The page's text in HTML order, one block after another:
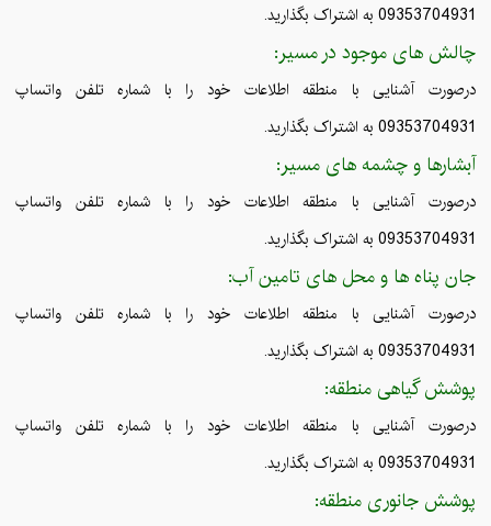
09353704931 به اشتراک بگذارید.
چالش های موجود در مسیر:
درصورت آشنایی با منطقه اطلاعات خود را با شماره تلفن واتساپ
09353704931 به اشتراک بگذارید.
آبشارها و چشمه های مسیر:
درصورت آشنایی با منطقه اطلاعات خود را با شماره تلفن واتساپ
09353704931 به اشتراک بگذارید.
جان پناه ها و محل های تامین آب:
درصورت آشنایی با منطقه اطلاعات خود را با شماره تلفن واتساپ
09353704931 به اشتراک بگذارید.
پوشش گیاهی منطقه:
درصورت آشنایی با منطقه اطلاعات خود را با شماره تلفن واتساپ
09353704931 به اشتراک بگذارید.
پوشش جانوری منطقه: